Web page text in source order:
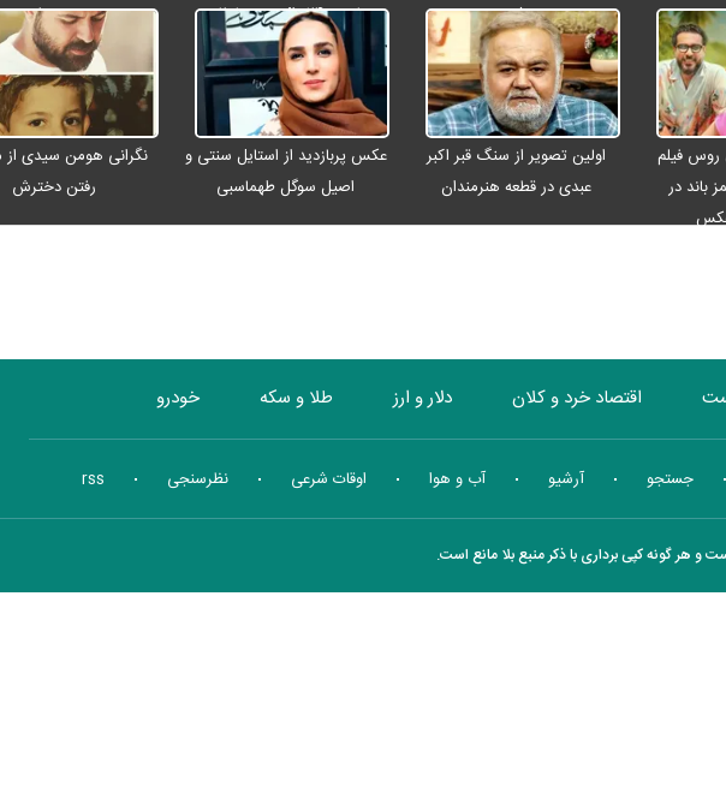
شد
باختن ۲۴ زائر در تصادفات
اربعینی
عبدی رفت
روس فیلم
باند در
اولین تصویر از سنگ قبر اکبر
عبدی در قطعه هنرمندان
عکس پربازدید از استایل سنتی و
اصیل سوگل طهماسبی
نگرانی هومن سیدی از
رفتن دخترش
اقتصاد خرد و کلان دلار و ارز طلا و سکه خودرو
بورس انرژی چندرسانه ای منهای اقتصاد تاریخ اقتصاد جستجو آرشیو آب و هوا اوقات شرعی نظرسنجی rss